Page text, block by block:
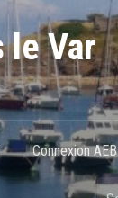
le Var
Connexion AEB